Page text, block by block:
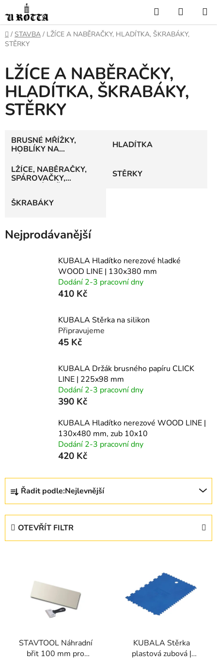
na
obsah
Hledat
KOŠÍK
DOMŮ
/ STAVBA / LŽÍCE A NABĚRAČKY, HLADÍTKA, ŠKRABÁKY,
STĚRKY
LŽÍCE A NABĚRAČKY,
HLADÍTKA, ŠKRABÁKY,
STĚRKY
BRUSNÉ MŘÍŽKY,
HOBLÍKY NA
HLADÍTKA
LŽÍCE, NABĚRAČKY,
SPÁROVAČKY,
STĚRKY
ŠKRABÁKY
Nejprodávanější
KUBALA Hladítko nerezové hladké
WOOD LINE | 130x380 mm
Dodání 2-3 pracovní dny
410 Kč
KUBALA Stěrka na silikon
Připravujeme
45 Kč
KUBALA Držák brusného papíru CLICK
LINE | 225x98 mm
Dodání 2-3 pracovní dny
390 Kč
KUBALA Hladítko nerezové WOOD LINE |
130x480 mm, zub 10x10
Dodání 2-3 pracovní dny
420 Kč
Ř
z
Řadit podle:Nejlevnější
OTEVŘÍT FILTR
STAVTOOL Náhradní
břit 100 mm pro
KUBALA Stěrka
plastová zubová |